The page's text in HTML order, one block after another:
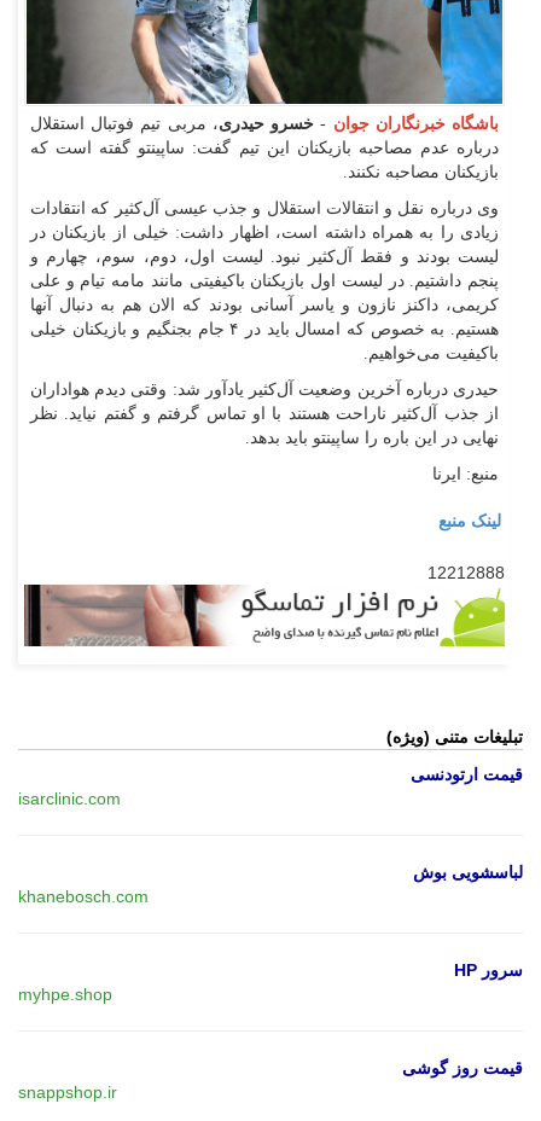
باشگاه خبرنگاران جوان - خسرو حیدری، مربی تیم فوتبال استقلال
درباره عدم مصاحبه بازیکنان این تیم گفت: ساپینتو گفته است که
بازیکنان مصاحبه نکنند.
وی درباره نقل و انتقالات استقلال و جذب عیسی آل‌کثیر که انتقادات
زیادی را به همراه داشته است، اظهار داشت: خیلی از بازیکنان در
لیست بودند و فقط آل‌کثیر نبود. لیست اول، دوم، سوم، چهارم و
پنجم داشتیم. در لیست اول بازیکنان باکیفیتی مانند مامه تیام و علی
کریمی، داکنز نازون و یاسر آسانی بودند که الان هم به دنبال آنها
هستیم. به خصوص که امسال باید در ۴ جام بجنگیم و بازیکنان خیلی
باکیفیت می‌خواهیم.
حیدری درباره آخرین وضعیت آل‌کثیر یادآور شد: وقتی دیدم هواداران
از جذب آل‌کثیر ناراحت هستند با او تماس گرفتم و گفتم نیاید. نظر
نهایی در این باره را ساپینتو باید بدهد.
منبع: ایرنا
لینک منبع
12212888
تبلیغات متنی (ویژه)
قیمت ارتودنسی
isarclinic.com
لباسشویی بوش
khanebosch.com
سرور HP
myhpe.shop
قیمت روز گوشی
snappshop.ir